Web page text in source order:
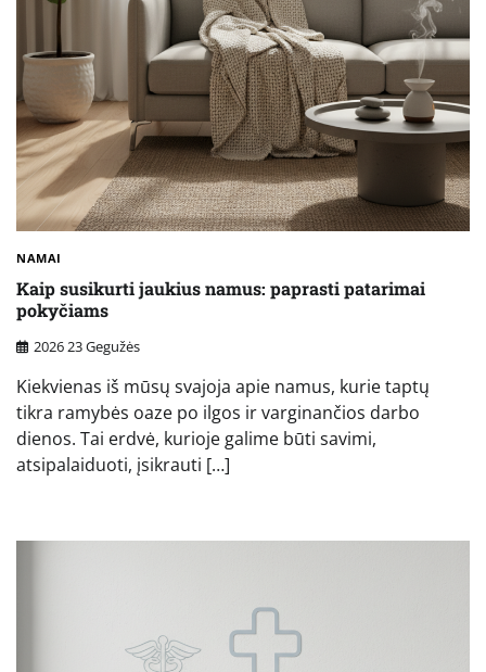
NAMAI
Kaip susikurti jaukius namus: paprasti patarimai
pokyčiams
2026 23 Gegužės
Kiekvienas iš mūsų svajoja apie namus, kurie taptų
tikra ramybės oaze po ilgos ir varginančios darbo
dienos. Tai erdvė, kurioje galime būti savimi,
atsipalaiduoti, įsikrauti […]